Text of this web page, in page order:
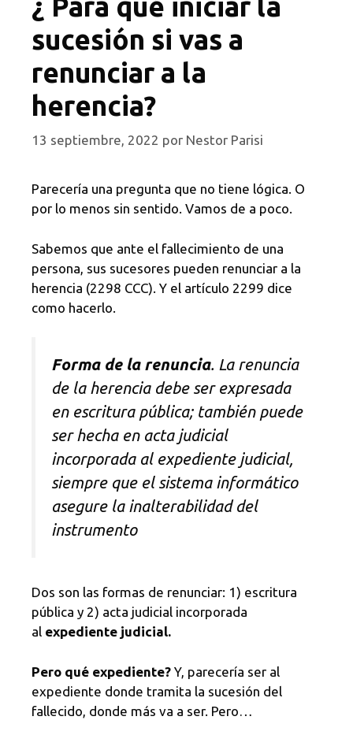
sucesión si vas a
renunciar a la
herencia?
13 septiembre, 2022 por Nestor Parisi
Parecería una pregunta que no tiene lógica. O
por lo menos sin sentido. Vamos de a poco.
Sabemos que ante el fallecimiento de una
persona, sus sucesores pueden renunciar a la
herencia (2298 CCC). Y el artículo 2299 dice
como hacerlo.
Forma de la renuncia. La renuncia
de la herencia debe ser expresada
en escritura pública; también puede
ser hecha en acta judicial
incorporada al expediente judicial,
siempre que el sistema informático
asegure la inalterabilidad del
instrumento
Dos son las formas de renunciar: 1) escritura
pública y 2) acta judicial incorporada
al expediente judicial.
Pero qué expediente? Y, parecería ser al
expediente donde tramita la sucesión del
fallecido, donde más va a ser. Pero…